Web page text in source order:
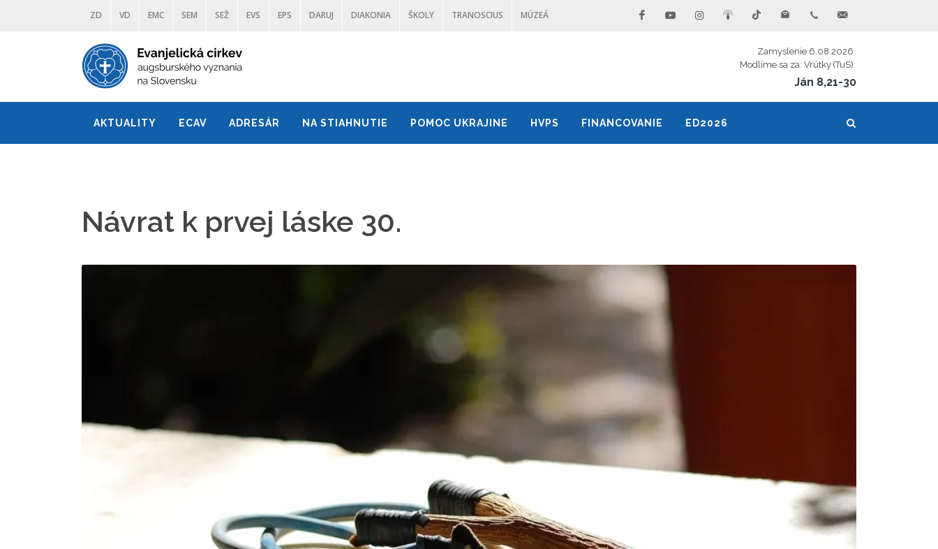
ZD VD EMC SEM SEŽ EVS EPS DARUJ DIAKONIA ŠKOLY TRANOSCIUS MÚZEÁ
Zamyslenie 6.08.2026
Modlíme sa za: Vrútky (TuS)
Ján 8,21-30
AKTUALITY ECAV ADRESÁR NA STIAHNUTIE POMOC UKRAJINE HVPS FINANCOVANIE ED2026
Návrat k prvej láske 30.